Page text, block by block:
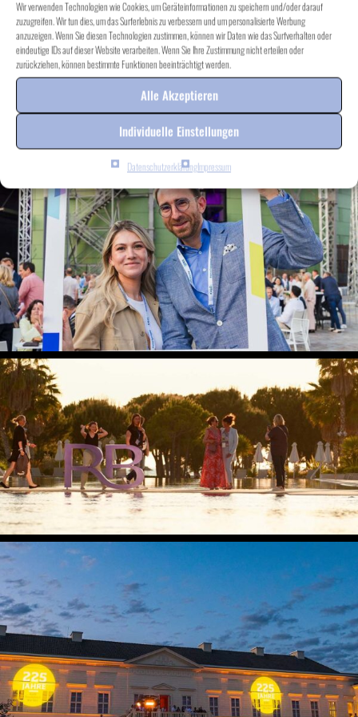
Wir verwenden Technologien wie Cookies, um Geräteinformationen zu speichern und/oder darauf
zuzugreifen. Wir tun dies, um das Surferlebnis zu verbessern und um personalisierte Werbung
anzuzeigen. Wenn Sie diesen Technologien zustimmen, können wir Daten wie das Surfverhalten oder
eindeutige IDs auf dieser Website verarbeiten. Wenn Sie Ihre Zustimmung nicht erteilen oder
zurückziehen, können bestimmte Funktionen beeinträchtigt werden.
Alle Akzeptieren
Individuelle Einstellungen
DatenschutzerklärungImpressum